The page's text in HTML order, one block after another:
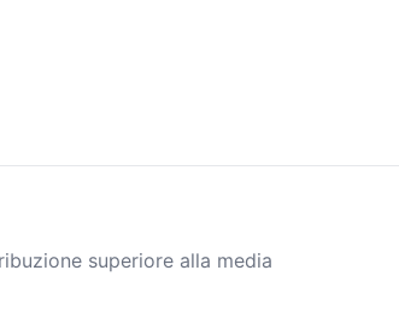
superiore alla media